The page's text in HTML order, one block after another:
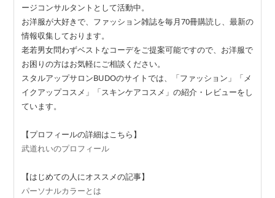
ージコンサルタントとして活動中。
お洋服が大好きで、ファッション雑誌を毎月70冊購読し、最新の
情報収集しております。
老若男女問わずベストなコーデをご提案可能ですので、お洋服で
お困りの方はお気軽にご相談ください。
スタルアップサロンBUDOのサイトでは、「ファッション」「メ
イクアップコスメ」「スキンケアコスメ」の紹介・レビューをし
ています。
【プロフィールの詳細はこちら】
武道れいのプロフィール
【はじめての人にオススメの記事】
パーソナルカラーとは